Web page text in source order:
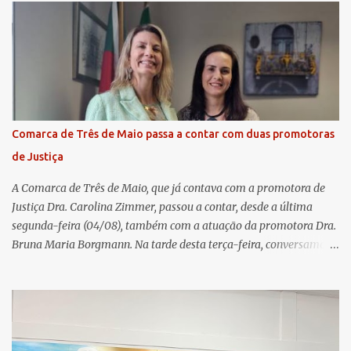
futuro. O evento ocorreu presencialmente em Santa Rosa/RS com
transmissão simultânea para os coordenadores capixabas, que
estavam reunidos em Cachoeiro de Itapemirim / ES. Durante a
Assembleia Geral Extraordinária, foram debatidas e aprovadas
pautas estratégicas, como a atualização da Política de
Remuneração dos Administradores Estatutários e do regulamento
do Fundo Social, reforçando o compromisso da cooperativa com a
transparência e a governança. No Encontro de Coordenadores de
Núcleo, o presidente da Sicredi União RS/ES, Sidnei Strejevitch, fez
um balanço das principais real...
Comarca de Três de Maio passa a contar com duas promotoras
de Justiça
A Comarca de Três de Maio, que já contava com a promotora de
Justiça Dra. Carolina Zimmer, passou a contar, desde a última
segunda-feira (04/08), também com a atuação da promotora Dra.
Bruna Maria Borgmann. Na tarde desta terça-feira, conversamos
pelo Ministério Público e destacou a importância da instituição
para a comunidade, bem como a relevância da chegada da nova
colega, que contribuirá no andamento dos processos. A Dra. Bruna,